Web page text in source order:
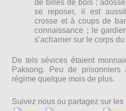
de billes de bois ;
se reposer, il est
crosse et à coups de
connaissance ; le
s’acharner sur le corps
De tels sévices étaient
Paksong. Peu de
régime quelque mois de plus.
Suivez nous ou partagez sur